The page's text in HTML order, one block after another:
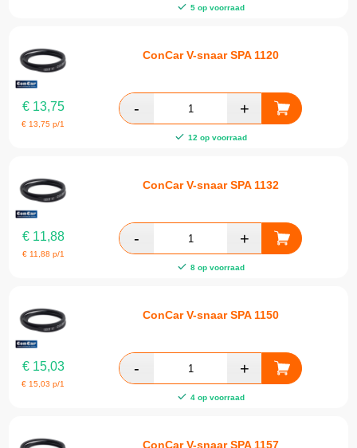
5 op voorraad
ConCar V-snaar SPA 1120
€13,75
€ 13,75 p/1
12 op voorraad
ConCar V-snaar SPA 1132
€11,88
€ 11,88 p/1
8 op voorraad
ConCar V-snaar SPA 1150
€15,03
€ 15,03 p/1
4 op voorraad
ConCar V-snaar SPA 1157